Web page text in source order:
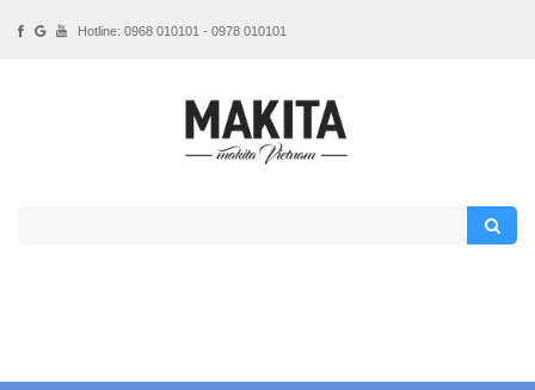
Hotline: 0968 010101 - 0978 010101